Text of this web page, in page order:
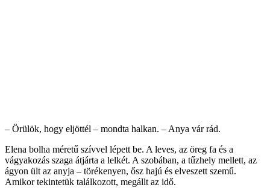
– Örülök, hogy eljöttél – mondta halkan. – Anya vár rád.
Elena bolha méretű szívvel lépett be. A leves, az öreg fa és a
vágyakozás szaga átjárta a lelkét. A szobában, a tűzhely mellett, az
ágyon ült az anyja – törékenyen, ősz hajú és elveszett szemű.
Amikor tekintetük találkozott, megállt az idő.